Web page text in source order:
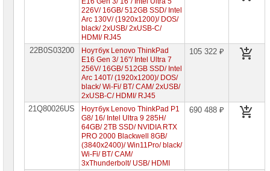
Ноутбуки
Моноблоки
226V/ 16GB/ 512GB SSD/ Intel
Arc 130V/ (1920x1200)/ DOS/
black/ 2xUSB/ 2xUSB-C/
HDMI/ RJ45
22B0S03200
Ноутбук Lenovo ThinkPad
E16 Gen 3/ 16"/ Intel Ultra 7
256V/ 16GB/ 512GB SSD/ Intel
Arc 140T/ (1920x1200)/ DOS/
black/ Wi-Fi/ BT/ CAM/ 2xUSB/
2xUSB-C/ HDMI/ RJ45
105 322 ₽
21Q80026US
Ноутбук Lenovo ThinkPad P1
G8/ 16/ Intel Ultra 9 285H/
64GB/ 2TB SSD/ NVIDIA RTX
PRO 2000 Blackwell 8GB/
(3840x2400)/ Win11Pro/ black/
Wi-Fi/ BT/ CAM/
3xThunderbolt/ USB/ HDMI
690 488 ₽